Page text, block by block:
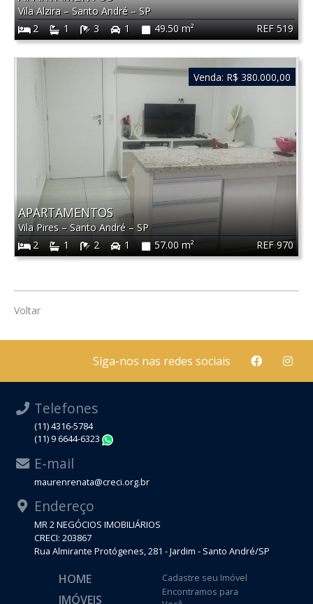
REF 519
Vila Alzira–Santo André–SP
2
1 3 1 49.50 m²
REF 970
APARTAMENTOS
Vila Pires– Santo André – SP
2
1 2 1 57.00 m²
Venda: R$ 380.000,00
Voltar
Siga-nos nas redes sociais
Telefones
(11) 4316-5784
(11) 9 6644-6323
E-mail
maurenrenata@creci.org.br
Endereço
MR 2 NEGÓCIOS IMOBILIÁRIOS
CRECI: 203867
Rua Almirante Protógenes, 281 - Jardim - Santo André/SP
HOME
IMÓVEIS
Cadastre seu Imóvel
Encontramos para